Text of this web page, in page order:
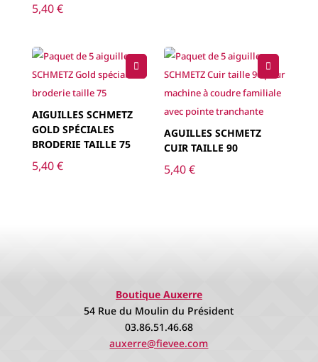
5,40€
AIGUILLES SCHMETZ
GOLD SPÉCIALES
BRODERIE TAILLE 75
5,40€
AGUILLES SCHMETZ
CUIR TAILLE 90
5,40€
Boutique Auxerre
54 Rue du Moulin du Président
03.86.51.46.68
auxerre@fievee.com